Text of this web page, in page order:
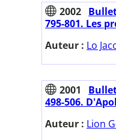
2002
795-801. Les
Auteur : Lo
2001
498-506.
Auteur : Lion